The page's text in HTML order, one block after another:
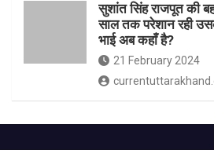
सुशांत सिंह राजपूत की
साल तक परेशान रही
भाई अब कहाँ है?
21 February 2024